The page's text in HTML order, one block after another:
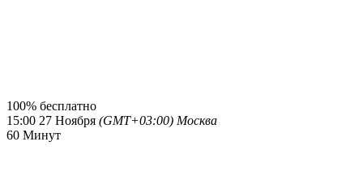
100% бесплатно
15:00 27 Ноября (GMT+03:00) Москва
60 Минут